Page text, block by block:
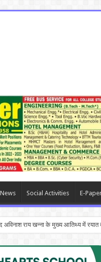
Social Activities E-
अविनाश राय खन्ना के मुख्य आतिथ्य में रयात
में ‘दिशा – एन इनिशिएटिव’ के तहत